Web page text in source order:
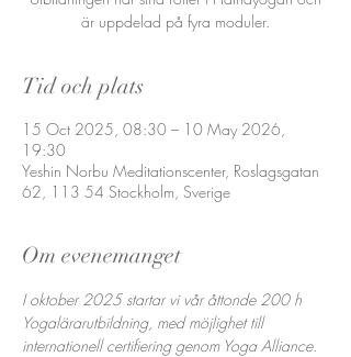
är uppdelad på fyra moduler.
Tid och plats
15 Oct 2025, 08:30 – 10 May 2026,
19:30
Yeshin Norbu Meditationscenter, Roslagsgatan
62, 113 54 Stockholm, Sverige
Om evenemanget
I oktober 2025 startar vi vår åttonde 200 h
Yogalärarutbildning, med möjlighet till
internationell certifiering genom Yoga Alliance.